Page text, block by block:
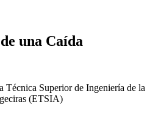
una Caída
Técnica Superior de Ingeniería de la
(ETSIA)